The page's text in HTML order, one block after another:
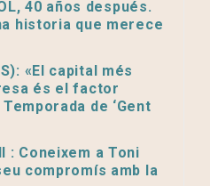
40 años después.
historia que merece
«El capital més
és el factor
de ‘Gent
: Coneixem a Toni
compromís amb la